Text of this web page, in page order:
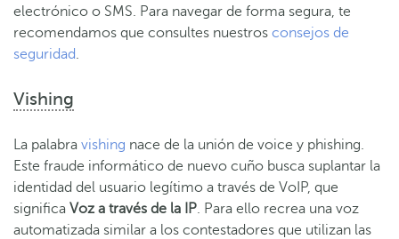
electrónico o SMS. Para navegar de forma segura, te
recomendamos que consultes nuestros consejos de
seguridad.
Vishing
La palabra vishing nace de la unión de voice y phishing.
Este fraude informático de nuevo cuño busca suplantar la
identidad del usuario legítimo a través de VoIP, que
significa Voz a través de la IP. Para ello recrea una voz
automatizada similar a los contestadores que utilizan las